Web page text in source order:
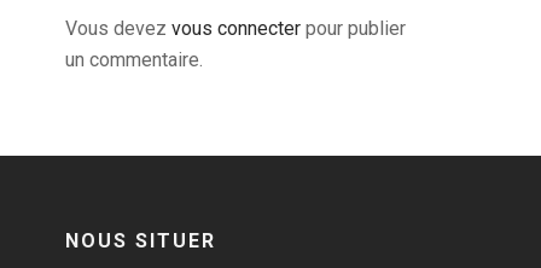
Vous devez vous connecter pour publier
un commentaire.
NOUS SITUER